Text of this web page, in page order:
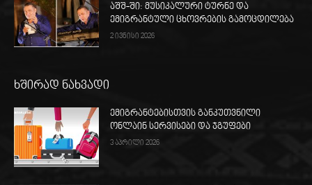
აშშ-ში: მუსიკალური ტურნე და
ემიგრანტული ცხოვრების გამოცდილება
2 ივნისი 2026
ხშირად ნახვადი
ემიგრანტებისთვის განკუთვნილი
ონლაინ სერვისები და ჯგუფები
3 აპრილი 2026